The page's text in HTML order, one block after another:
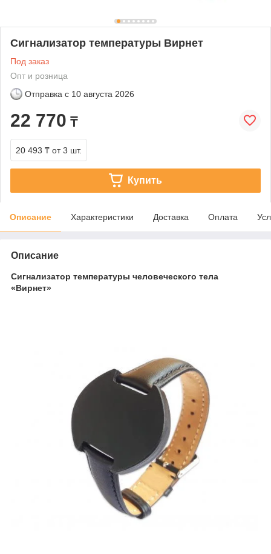
Сигнализатор температуры Вирнет
Под заказ
Опт и розница
Отправка с 10 августа 2026
22 770 ₸
20 493 ₸ от 3 шт.
Купить
Описание Характеристики Доставка Оплата
Описание
Сигнализатор температуры человеческого тела
«Вирнет»